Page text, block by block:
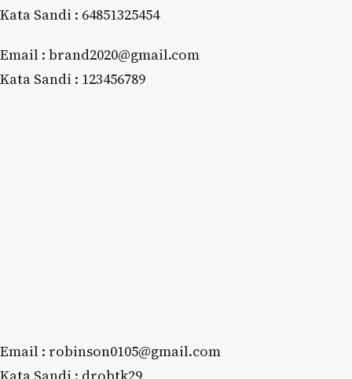
Kata Sandi : 64851325454
Emаіl : brand2020@gmail.com
Kata Sandi : 123456789
Emаіl : rоbіnѕоn0105@gmаіl.соm